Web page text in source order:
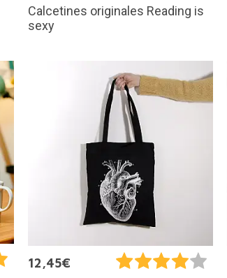
Calcetines originales Reading is
sexy
12,45€